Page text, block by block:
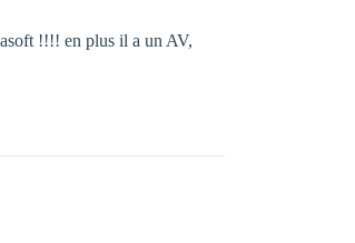
!!!! en plus il a un AV,